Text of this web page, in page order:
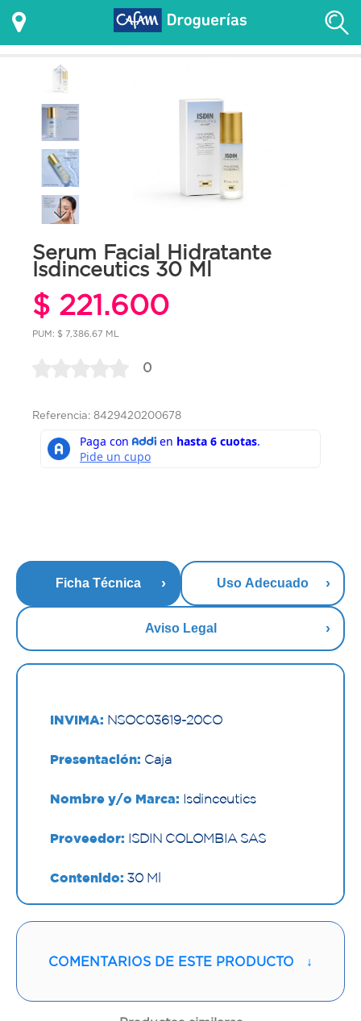
Serum Facial Hidratante
Isdinceutics 30 Ml
$ 221.600
PUM: $ 7,386.67 ML
0
Referencia: 8429420200678
Ficha Técnica Uso Adecuado
Aviso Legal
INVIMA: NSOC03619-20CO
Presentación: Caja
Nombre y/o Marca: Isdinceutics
Proveedor: ISDIN COLOMBIA SAS
Contenido: 30 Ml
Código:1295610
COMENTARIOS DE ESTE PRODUCTO ↓